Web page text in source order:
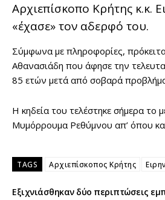
Αρχιεπίσκοπο Κρήτης κ.κ.
«έχασε» τον αδερφό του.
Σύμφωνα με πληροφορίες,
Αθανασιάδη που άφησε την
85 ετών μετά από σοβαρά
Η κηδεία του τελέστηκε σήμερα το
Μυμόρρουμα Ρεθύμνου απ’ όπου
TAGS Αρχιεπίσκοπος Κρήτης
Εξιχνιάσθηκαν δύο περιπτώσεις